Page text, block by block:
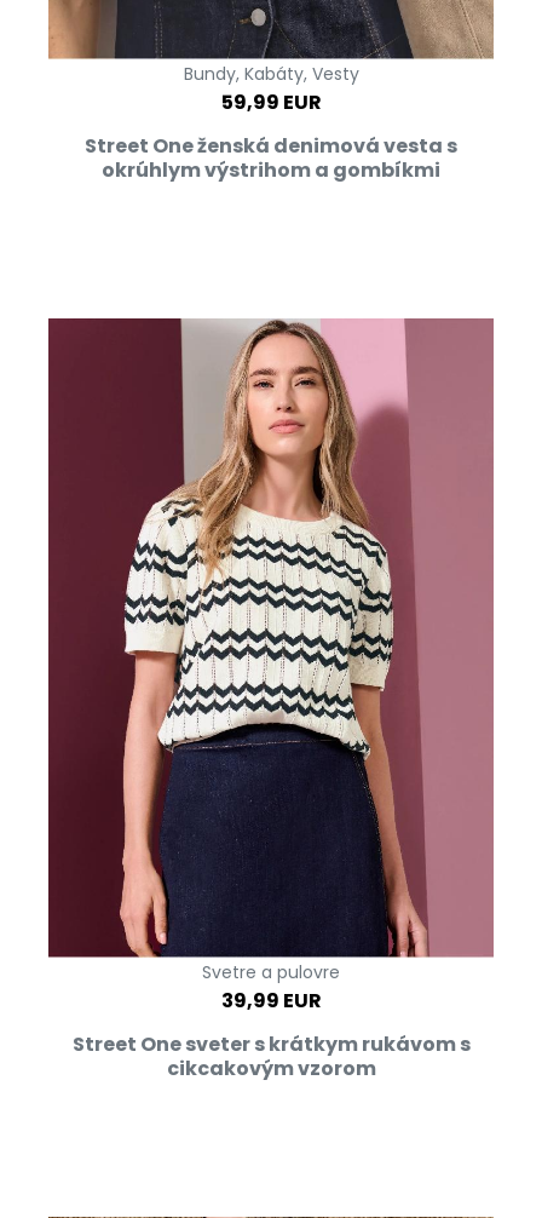
Bundy, Kabáty, Vesty
59,99 EUR
Street One ženská denimová vesta s
okrúhlym výstrihom a gombíkmi
Svetre a pulovre
39,99 EUR
Street One sveter s krátkym rukávom s
cikcakovým vzorom